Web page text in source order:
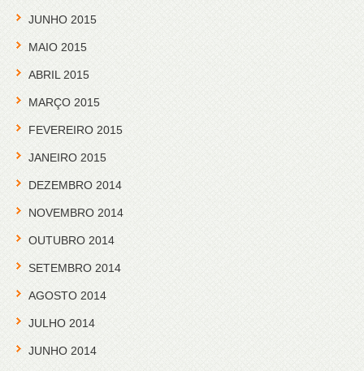
JUNHO 2015
MAIO 2015
ABRIL 2015
MARÇO 2015
FEVEREIRO 2015
JANEIRO 2015
DEZEMBRO 2014
NOVEMBRO 2014
OUTUBRO 2014
SETEMBRO 2014
AGOSTO 2014
JULHO 2014
JUNHO 2014